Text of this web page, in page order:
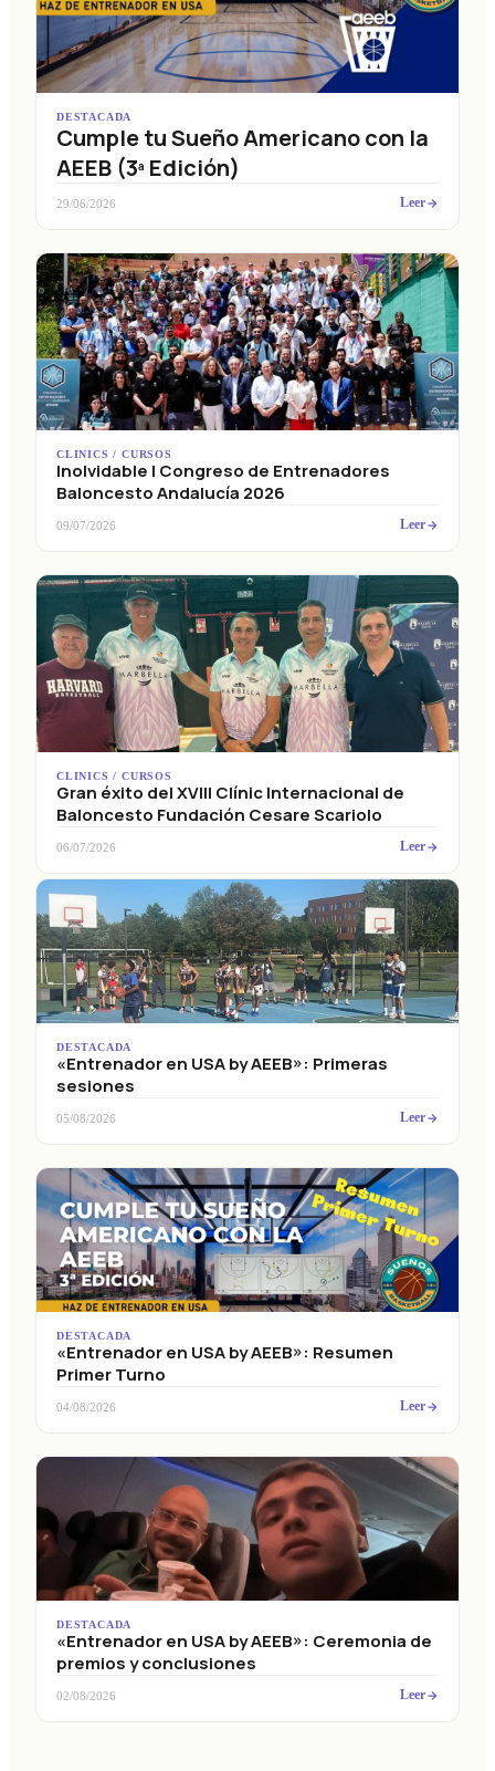
DESTACADA
Cumple tu Sueño Americano con la
AEEB (3ª Edición)
29/06/2026 Leer
CLINICS / CURSOS
Inolvidable I Congreso de Entrenadores
Baloncesto Andalucía 2026
09/07/2026 Leer
CLINICS / CURSOS
Gran éxito del XVIII Clínic Internacional de
Baloncesto Fundación Cesare Scariolo
06/07/2026 Leer
DESTACADA
«Entrenador en USA by AEEB»: Primeras
sesiones
05/08/2026 Leer
DESTACADA
«Entrenador en USA by AEEB»: Resumen
Primer Turno
04/08/2026 Leer
DESTACADA
«Entrenador en USA by AEEB»: Ceremonia de
premios y conclusiones
02/08/2026 Leer